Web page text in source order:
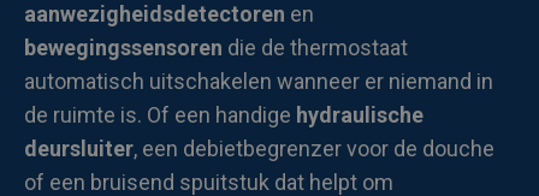
aanwezigheidsdetectoren en
bewegingssensoren die de thermostaat
automatisch uitschakelen wanneer er niemand in
de ruimte is. Of een handige hydraulische
deursluiter, een debietbegrenzer voor de douche
of een bruisend spuitstuk dat helpt om